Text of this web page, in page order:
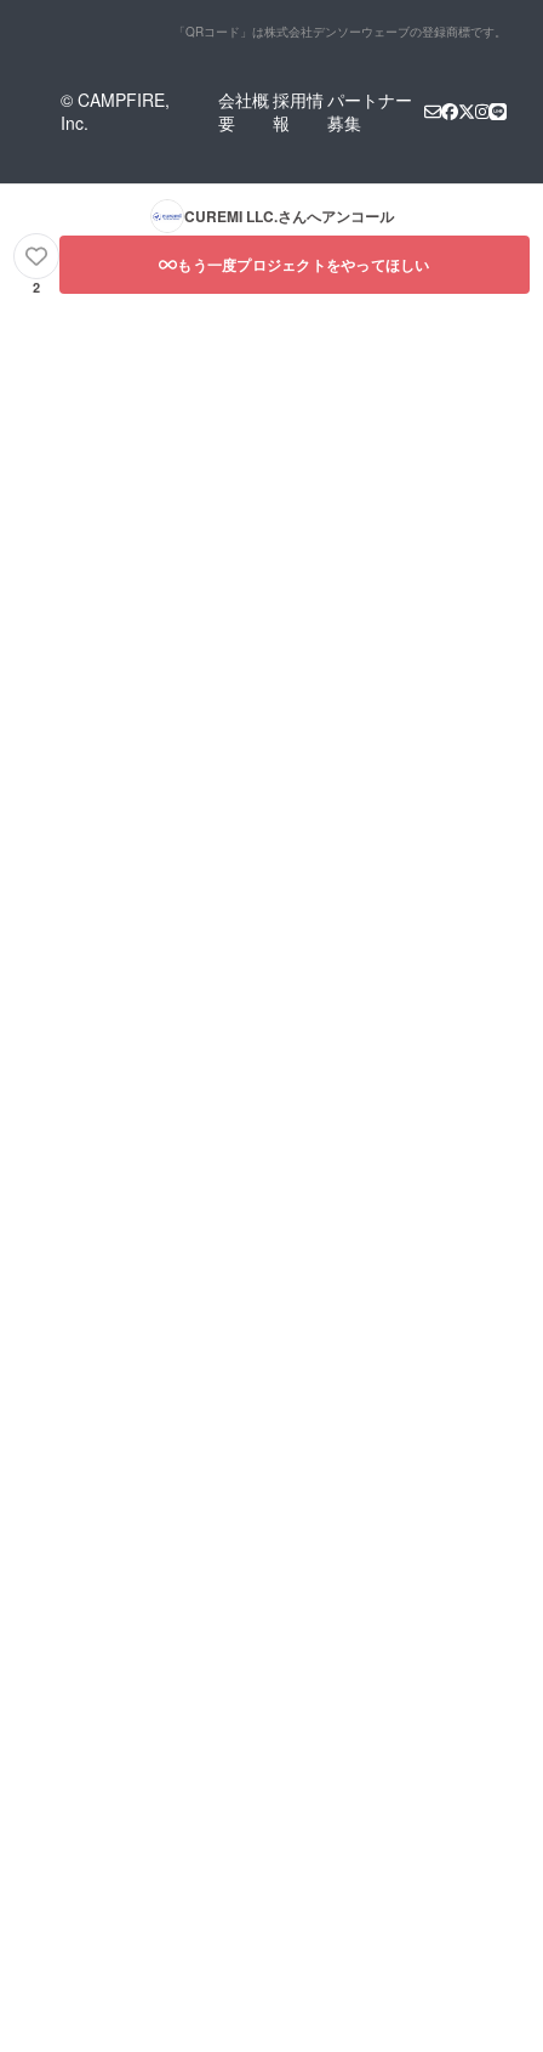
「QRコード」は株式会社デンソーウェーブの登録商標です。
© CAMPFIRE,
Inc.
会社概
要
採用情
報
パートナー
募集
CUREMI LLC.さんへアンコール
2
もう一度プロジェクトをやってほしい